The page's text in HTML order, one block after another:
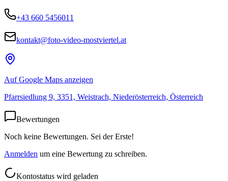
+43 660 5456011
kontakt@foto-video-mostviertel.at
Auf Google Maps anzeigen
Pfarrsiedlung 9, 3351, Weistrach, Niederösterreich, Österreich
Bewertungen
Noch keine Bewertungen. Sei der Erste!
Anmelden um eine Bewertung zu schreiben.
Kontostatus wird geladen